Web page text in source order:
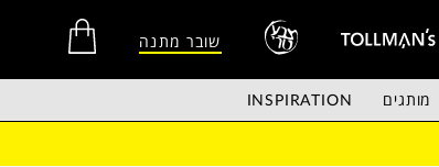
שובר מתנה
מותגים INSPIRATION